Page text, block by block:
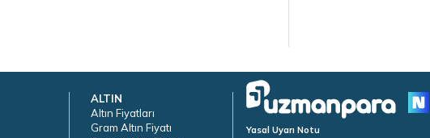
ALTIN
Altın Fiyatları
Gram Altın Fiyatı
Yasal Uyarı Notu